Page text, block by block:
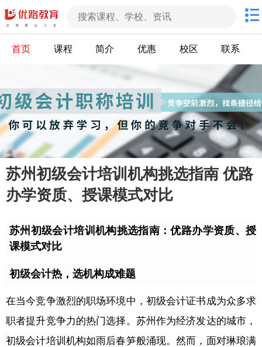
首页 课程 简介 优惠 校区 联系
苏州初级会计培训机构挑选指南 优路
办学资质、授课模式对比
苏州初级会计培训机构挑选指南：优路办学资质、授
课模式对比
初级会计热，选机构成难题
在当今竞争激烈的职场环境中，初级会计证书成为众多求
职者提升竞争力的热门选择。苏州作为经济发达的城市，
初级会计培训机构如雨后春笋般涌现。然而，面对琳琅满